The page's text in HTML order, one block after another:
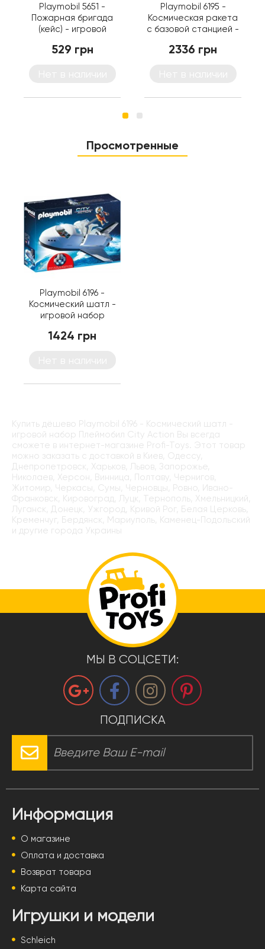
Playmobil 5651 -
Пожарная бригада
(кейс) - игровой
Action
529 грн
Playmobil 6195 -
Космическая ракета
с базовой станцией -
Плеймобил City Action
2336 грн
Просмотренные
Playmobil 6196 -
Космический шатл -
игровой набор
1424 грн
Купить дёшево Playmobil 6196 - Космический шатл -
игровой набор Плеймобил City Action Вы всегда
сможете в интернет-магазине Profi-Toys. Этот товар
можно заказать с доставкой в Киев, Одессу,
Днепропетровск, Харьков, Львов, Запорожье,
Николаев, Херсон, Винница, Полтаву, Чернигов,
Житомир, Черкасы, Сумы, Черновцы, Ровно, Ивано-
Франковск, Кировоград, Луцк, Тернополь, Хмельницкий,
Луганск, Донецк, Ужгород, Кривой Рог, Белая Церковь,
Кременчуг, Бердянск, Мариуполь, Каменец-Подольский
и другие города Украины
МЫ В СОЦСЕТИ:
ПОДПИСКА
Информация
О магазине
Оплата и доставка
Возврат товара
Карта сайта
Игрушки и модели
Schleich